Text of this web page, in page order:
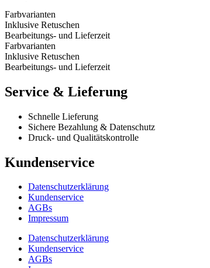
Farbvarianten
Inklusive Retuschen
Bearbeitungs- und Lieferzeit
Farbvarianten
Inklusive Retuschen
Bearbeitungs- und Lieferzeit
Service & Lieferung
Schnelle Lieferung
Sichere Bezahlung & Datenschutz
Druck- und Qualitätskontrolle
Kundenservice
Datenschutzerklärung
Kundenservice
AGBs
Impressum
Datenschutzerklärung
Kundenservice
AGBs